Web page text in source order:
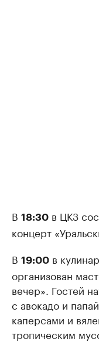
В 18:30 в ЦКЗ
концерт
В 19:00 в
организован
вечер». Гостей
с авокадо и
каперсами и
тропическим